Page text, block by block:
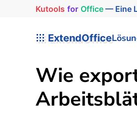
Kutools for Office— Eine
ExtendOffice
Wie